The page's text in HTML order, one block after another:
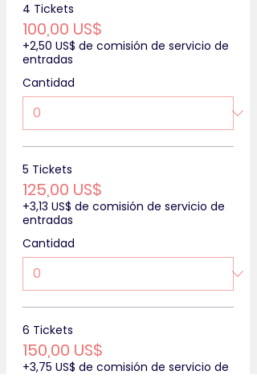
4 Tickets
100,00 US$
+2,50 US$ de comisión de servicio de
entradas
Cantidad
5 Tickets
125,00 US$
+3,13 US$ de comisión de servicio de
entradas
Cantidad
6 Tickets
150,00 US$
+3,75 US$ de comisión de servicio de